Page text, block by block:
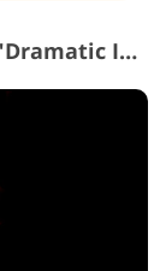
Red Smoke PNG läpinäkyvä #28 "Dramatic Insights"